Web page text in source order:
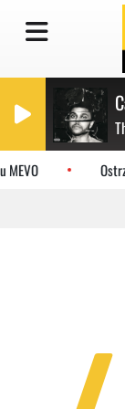
MEVO